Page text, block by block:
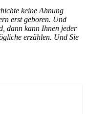
keine Ahnung
erst geboren. Und
dann kann Ihnen jeder
erzählen. Und Sie